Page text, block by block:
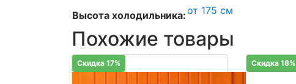
Высота холодильника:от 175 см
Похожие товары
Скидка 17% Скидка 18%